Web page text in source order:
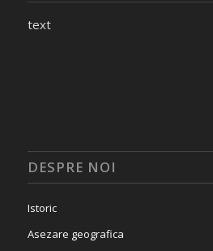
text
DESPRE NOI
Istoric
Asezare geografica